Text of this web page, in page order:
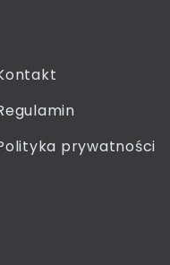
prywatności